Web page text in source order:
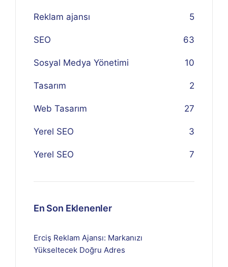
Reklam ajansı 5
SEO 63
Sosyal Medya Yönetimi 10
Tasarım 2
Web Tasarım 27
Yerel SEO 3
Yerel SEO 7
En Son Eklenenler
Erciş Reklam Ajansı: Markanızı
Yükseltecek Doğru Adres